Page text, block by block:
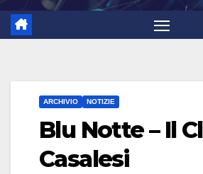
ARCHIVIO NOTIZIE
Blu Notte – Il
Casalesi